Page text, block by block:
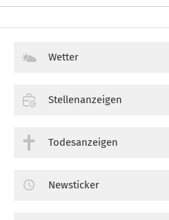
Wetter
Stellenanzeigen
Todesanzeigen
Newsticker